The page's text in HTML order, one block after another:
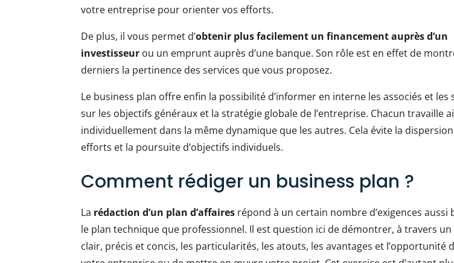
votre entreprise pour orienter vos efforts.
De plus, il vous permet d’obtenir plus facilement un financement auprès d’un
investisseur ou un emprunt auprès d’une banque. Son rôle est en effet de
derniers la pertinence des services que vous proposez.
Le business plan offre enfin la possibilité d’informer en interne les associés et les
sur les objectifs généraux et la stratégie globale de l’entreprise. Chacun travaille
individuellement dans la même dynamique que les autres. Cela évite la
efforts et la poursuite d’objectifs individuels.
Comment rédiger un business plan ?
La rédaction d’un plan d’affaires répond à un certain nombre d’exigences aussi
le plan technique que professionnel. Il est question ici de démontrer, à travers un
clair, précis et concis, les particularités, les atouts, les avantages et l’opportunité